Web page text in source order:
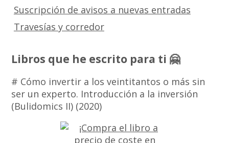
Suscripción de avisos a nuevas entradas
Travesías y corredor
Libros que he escrito para ti 🤗
# Cómo invertir a los veintitantos o más sin
ser un experto. Introducción a la inversión
(Bulidomics II) (2020)